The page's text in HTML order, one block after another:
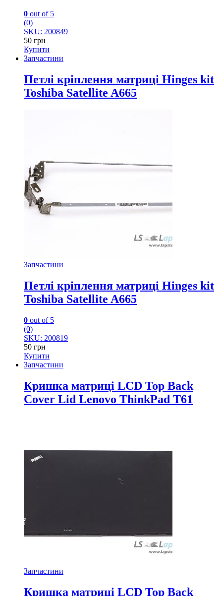
0 out of 5
(0)
SKU: 200849
50 грн
Купити
Запчастини
Петлі кріплення матриці Hinges kit
Toshiba Satellite A665
Запчастини
Петлі кріплення матриці Hinges kit
Toshiba Satellite A665
0 out of 5
(0)
SKU: 200819
50 грн
Купити
Запчастини
Кришка матриці LCD Top Back
Cover Lid Lenovo ThinkPad T61
Запчастини
Кришка матриці LCD Top Back